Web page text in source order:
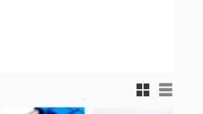
Rutnätsvy
Listvy